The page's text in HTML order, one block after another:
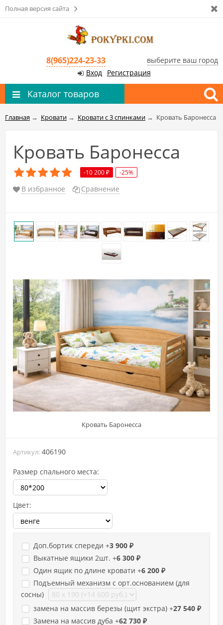
Полная версия сайта
8(965)224-23-33
выберите ваш город
Вход
Регистрация
Каталог товаров
Главная → Кровати → Кровати с 3 спинками → Кровать Баронесса
Кровать Баронесса
-10 200 ₽ -25%
В избранное Сравнение
Кровать Баронесса
Артикул: 406190
Размер спального места:
Цвет:
Доп.бортик спереди +3 900 ₽
Выкатные ящики 2шт. +6 300 ₽
Один ящик по длине кровати +6 200 ₽
Подъемный механизм с орт.основанием (для
сосны)
замена на массив березы (щит экстра) +27 540 ₽
Замена на массив дуба +62 730 ₽